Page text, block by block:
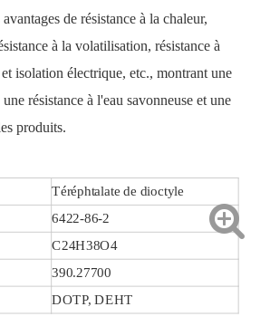
de résistance à la chaleur,
à la volatilisation, résistance à
isolation électrique, etc., montrant une
résistance à l'eau savonneuse et une
produits.
Téréphtalate de dioctyle
6422-86-2
C24H38O4
390.27700
DOTP, DEHT